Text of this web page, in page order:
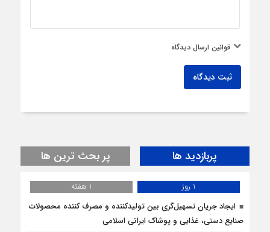
قوانین ارسال دیدگاه
ثبت دیدگاه
پربازدید ها پر بحث ترین ها
1 روز
1 هفته
ایجاد جریان تسهیل‌گری بین تولیدکننده و مصرف کننده محصولات
صنایع دستی، غذایی و پوشاک ایرانی اسلامی